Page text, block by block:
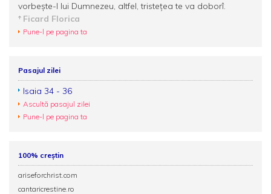
vorbeşte-I lui Dumnezeu, altfel, tristeţea te va doborî.
Ficard Florica
Pune-l pe pagina ta
Pasajul zilei
Isaia 34 - 36
Ascultă pasajul zilei
Pune-l pe pagina ta
100% creștin
ariseforchrist.com
cantaricrestine.ro